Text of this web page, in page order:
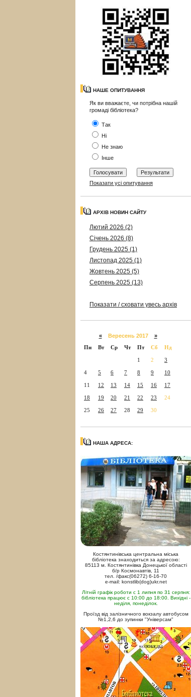
НАШЕ ОПИТУВАННЯ
Як ви вважаєте, чи потрібна нашій
громаді бібліотека?
Так
Ні
Не знаю
Інше
Показати усі опитування
АРХІВ НОВИН САЙТУ
Лютий 2026 (2)
Січень 2026 (8)
Грудень 2025 (1)
Листопад 2025 (1)
Жовтень 2025 (5)
Серпень 2025 (13)
Показати / сховати увесь архів
«Вересень 2017 »
Пн
Вт Ср Чт Пт Сб Нд
1 2 3
4 5 6 7 8 9 10
11 12 13 14 15 16 17
18 19 20 21 22 23 24
25 26 27 28 29 30
НАША АДРЕСА:
Костянтинівська центральна міська
бібліотека знаходиться за адресою:
85113 м. Костянтинівка Донецької області
б/р Космонавтів, 11
тел. /факс(06272) 6-16-70
e-mail: konstlib(dog)ukr.net
Літній графік роботи с 1 липня по 31 серпня:
бібліотека працює с 10:00 до 18:00. Вихідні -
неділя, понеділок.
Проїзд від залізничного вокзалу автобусом
№1,2,6 до зупинки "Універсам"